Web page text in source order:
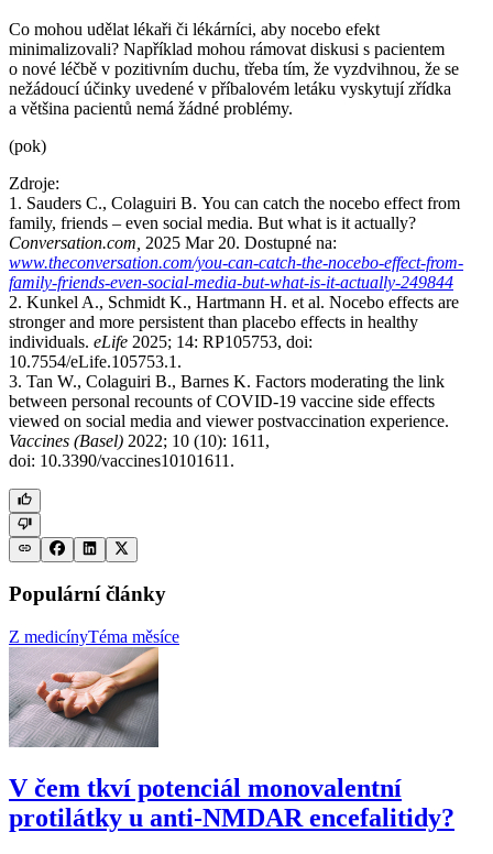
Co mohou udělat lékaři či lékárníci, aby nocebo efekt
minimalizovali? Například mohou rámovat diskusi s pacientem
o nové léčbě v pozitivním duchu, třeba tím, že vyzdvihnou, že se
nežádoucí účinky uvedené v příbalovém letáku vyskytují zřídka
a většina pacientů nemá žádné problémy.
(pok)
Zdroje:
1. Sauders C., Colaguiri B. You can catch the nocebo effect from
family, friends –⁠ even social media. But what is it actually?
Conversation.com, 2025 Mar 20. Dostupné na:
www.theconversation.com/you-can-catch-the-nocebo-effect-from-
family-friends-even-social-media-but-what-is-it-actually-249844
2. Kunkel A., Schmidt K., Hartmann H. et al. Nocebo effects are
stronger and more persistent than placebo effects in healthy
individuals. eLife 2025; 14: RP105753, doi:
10.7554/eLife.105753.1.
3. Tan W., Colaguiri B., Barnes K. Factors moderating the link
between personal recounts of COVID-19 vaccine side effects
viewed on social media and viewer postvaccination experience.
Vaccines (Basel) 2022; 10 (10): 1611,
doi: 10.3390/vaccines10101611.
Populární články
Z medicínyTéma měsíce
V čem tkví potenciál monovalentní
protilátky u anti-NMDAR encefalitidy?